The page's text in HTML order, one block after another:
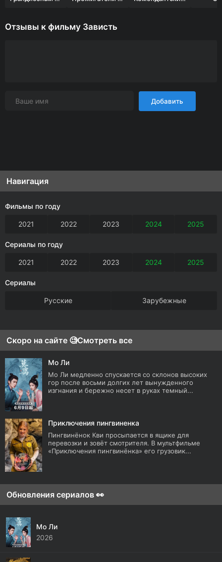
Отзывы к фильму Зависть
Добавить
Навигация
Фильмы по году
2021 2022 2023 2024 2025
Сериалы по году
2021 2022 2023 2024 2025
Сериалы
Русские Зарубежные
Скоро на сайте 🧐Смотреть все
Мо Ли
Мо Ли медленно спускается со склонов высоких
гор после восьми долгих лет вынужденного
изгнания и бережно несет в руках темный...
Приключения пингвиненка
Пингвинёнок Кви просыпается в ящике для
перевозки и зовёт смотрителя. В мультфильме
«Приключения пингвинёнка» его грузовик...
Обновления сериалов 👀
Мо Ли
2026